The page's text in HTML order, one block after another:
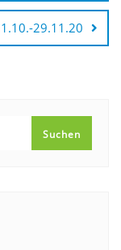
29.11.20
Suchen